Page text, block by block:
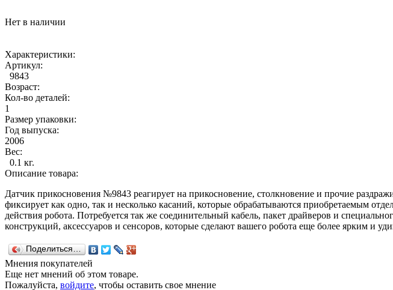
Нет в наличии
Характеристики:
Артикул:
9843
Возраст:
Кол-во деталей:
1
Размер упаковки:
Год выпуска:
2006
Вес:
0.1 кг.
Описание товара:
Датчик прикосновения №9843 реагирует на прикосновение, столкновение и прочие
фиксирует как одно, так и несколько касаний, которые обрабатываются приобретаемым
действия робота. Потребуется так же соединительный кабель, пакет драйверов и
конструкций, аксессуаров и сенсоров, которые сделают вашего робота еще более ярким и
Поделиться…
Мнения покупателей
Еще нет мнений об этом товаре.
Пожалуйста, войдите, чтобы оставить свое мнение